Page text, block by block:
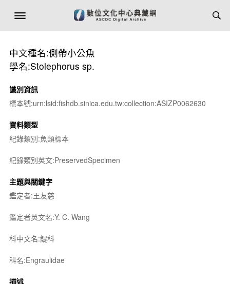
中文種名:側帶小公魚
學名:Stolephorus sp.
識別資訊
標本號:urn:lsid:fishdb.sinica.edu.tw:collection:ASIZP0062630
資料類型
紀錄類別:魚類標本
紀錄類別英文:PreservedSpecimen
主題與關鍵字
鑑定者:王友慈
鑑定者英文名:Y. C. Wang
科中文名:鯷科
科名:Engraulidae
描述